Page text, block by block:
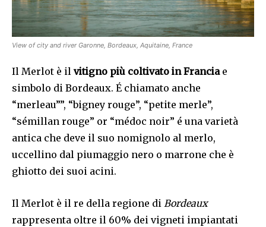
View of city and river Garonne, Bordeaux, Aquitaine, France
Il Merlot è il vitigno più coltivato in Franciae
simbolo di Bordeaux. É chiamato anche
“merleau””, “bigney rouge”, “petite merle”,
“sémillan rouge” or “médoc noir” é una varietà
antica che deve il suo nomignolo al merlo,
uccellino dal piumaggio nero o marrone che è
ghiotto dei suoi acini.
Il Merlot è il re della regione di Bordeaux
rappresenta oltre il 60% dei vigneti impiantati